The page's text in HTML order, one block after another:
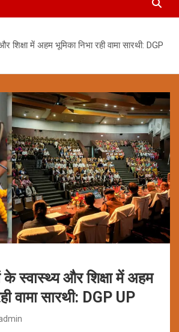
शिक्षा में अहम भूमिका निभा रही वामा सारथी: DGP
के स्वास्थ्य और शिक्षा में अहम
वामा सारथी: DGP UP